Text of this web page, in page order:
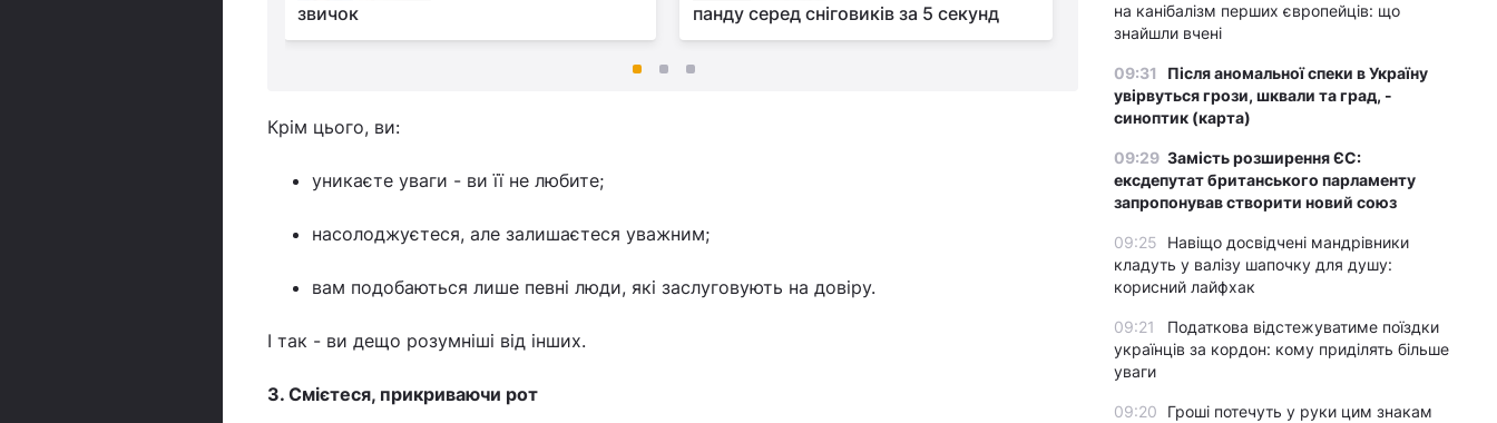
звичок
панду серед сніговиків за 5 секунд
метелика серед кактусів за 11 секунд
Крім цього, ви:
уникаєте уваги - ви її не любите;
насолоджуєтеся, але залишаєтеся уважним;
вам подобаються лише певні люди, які заслуговують на довіру.
І так - ви дещо розумніші від інших.
3. Смієтеся, прикриваючи рот
на канібалізм перших європейців: що
знайшли вчені
09:31
Після аномальної спеки в Україну
увірвуться грози, шквали та град, -
синоптик (карта)
09:29 Замість розширення ЄС:
ексдепутат британського парламенту
запропонував створити новий союз
09:25
Навіщо досвідчені мандрівники
кладуть у валізу шапочку для душу:
корисний лайфхак
09:21
Податкова відстежуватиме поїздки
українців за кордон: кому приділять більше
уваги
09:20
Гроші потечуть у руки цим знакам